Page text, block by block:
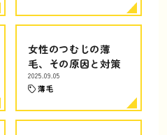
女性のつむじの薄
毛、その原因と対策
2025.09.05
薄毛